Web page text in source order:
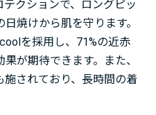
クションで、ロングピッ
焼けから肌を守ります。
を採用し、71%の近赤
が期待できます。また、
されており、長時間の着